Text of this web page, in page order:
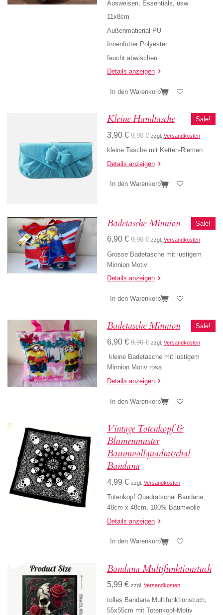
Ausweisen, Essentials, usw
11x8cm
Außenmatierial PU
Innenfutter Polyester
feucht abwischen
Details anzeigen
In den Warenkorb
Sale!
Kleine Handtasche
3,90 € 9,90 € zzgl. Versandkosten
kleine Tasche mit Ketten-Riemen
Details anzeigen
In den Warenkorb
Sale!
Badetasche Minnion
6,90 € 9,90 € zzgl. Versandkosten
Grosse Badetasche mit lustigem
Minnion Motiv
Details anzeigen
In den Warenkorb
Sale!
Badetasche Minnion
6,90 € 9,90 € zzgl. Versandkosten
kleine Badetasche mit lustigem
Minnion Motiv rosa
Details anzeigen
In den Warenkorb
Vintage Totenkopf &
Blumenmuster
Baumwollquadratschal
Bandana
4,99 € zzgl. Versandkosten
Totenkopf Quadratschal Bandana,
48cm x 48cm, 100% Baumwolle
Details anzeigen
In den Warenkorb
Bandana Multifunktionstuch
5,99 € zzgl. Versandkosten
tolles Bandana Multifunktionstuch,
55x55cm mit Totenkopf-Motiv